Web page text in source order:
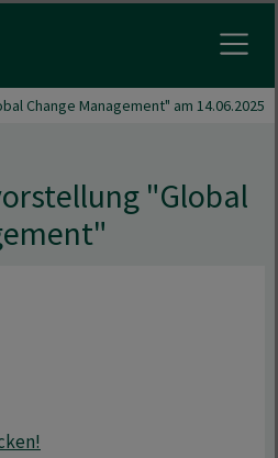
Change Management" am 14.06.2025
"Global